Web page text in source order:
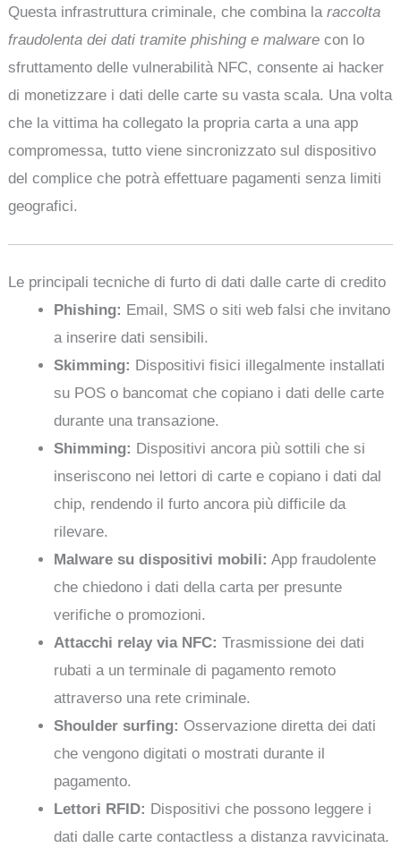
Questa infrastruttura criminale, che combina laraccolta
fraudolenta dei dati tramite phishing e malware con lo
sfruttamento delle vulnerabilità NFC, consente ai hacker
di monetizzare i dati delle carte su vasta scala. Una volta
che la vittima ha collegato la propria carta a una app
compromessa, tutto viene sincronizzato sul dispositivo
del complice che potrà effettuare pagamenti senza limiti
geografici.
Le principali tecniche di furto di dati dalle carte di credito
Phishing: Email, SMS o siti web falsi che invitano
a inserire dati sensibili.
Skimming: Dispositivi fisici illegalmente installati
su POS o bancomat che copiano i dati delle carte
durante una transazione.
Shimming: Dispositivi ancora più sottili che si
inseriscono nei lettori di carte e copiano i dati dal
chip, rendendo il furto ancora più difficile da
rilevare.
Malware su dispositivi mobili: App fraudolente
che chiedono i dati della carta per presunte
verifiche o promozioni.
Attacchi relay via NFC: Trasmissione dei dati
rubati a un terminale di pagamento remoto
attraverso una rete criminale.
Shoulder surfing: Osservazione diretta dei dati
che vengono digitati o mostrati durante il
pagamento.
Lettori RFID: Dispositivi che possono leggere i
dati dalle carte contactless a distanza ravvicinata.